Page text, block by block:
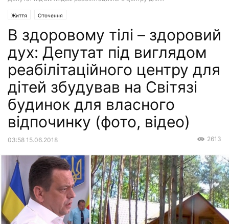
Життя Оточення
В здоровому тілі – здоровий
дух: Депутат під виглядом
реабілітаційного центру для
дітей збудував на Світязі
будинок для власного
відпочинку (фото, відео)
03:58 15.06.2018 2613